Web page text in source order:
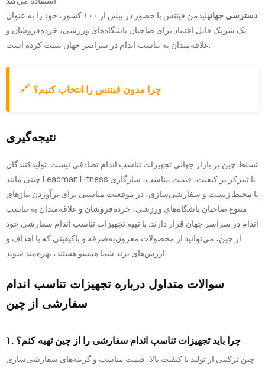
دسترسی جهانی
لیدمن فیتنس با حضور در بیش از ۱۰۰ کشور، خود را به عنوان
یک شریک قابل اعتماد برای صاحبان باشگاه‌های ورزشی، خرده‌فروشان و
🔗 چرا مدون فیتنس را انتخاب کنیم؟
نتیجه‌گیری
تسلط چین بر بازار جهانی تجهیزات تناسب اندام تصادفی نیست. تولیدکنندگان
چینی مانند Leadman Fitness با تمرکز بر کیفیت، قیمت مناسب، سازگاری
با محیط زیست و سفارشی‌سازی، در موقعیت مناسبی برای برآوردن نیازهای
متنوع صاحبان باشگاه‌های ورزشی، خرده‌فروشان و علاقه‌مندان به تناسب
اندام در سراسر جهان قرار دارند. با تهیه تجهیزات تناسب اندام سفارشی خود
از چین، می‌توانید از محصولات مقرون‌به‌صرفه و باکیفیتی که با اهداف و
سوالات متداول درباره تجهیزات تناسب اندام
سفارشی از چین
۱. چرا باید تجهیزات تناسب اندام سفارشی را از چین تهیه کنم؟
چین ترکیبی از تولید با کیفیت بالا، قیمت مناسب و گزینه‌های سفارشی‌سازی